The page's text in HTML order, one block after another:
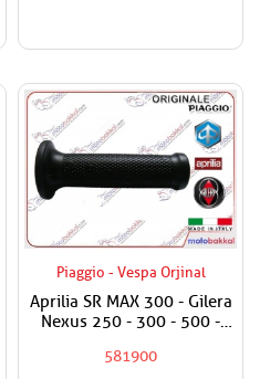
Piaggio - Vespa Orjinal
Aprilia SR MAX 300 - Gilera
Nexus 250 - 300 - 500 -
581900